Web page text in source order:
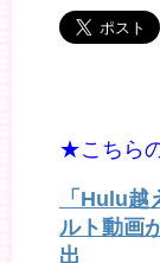
★こちら
「Hulu
ルト動画
出